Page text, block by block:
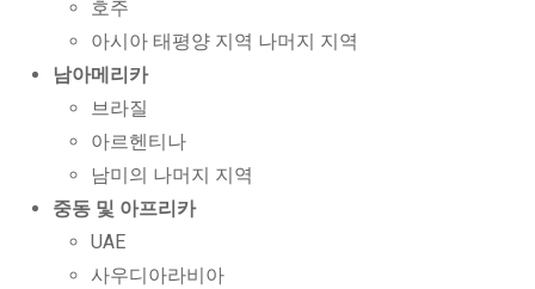
호주
아시아 태평양 지역 나머지 지역
남아메리카
브라질
아르헨티나
남미의 나머지 지역
중동 및 아프리카
UAE
사우디아라비아